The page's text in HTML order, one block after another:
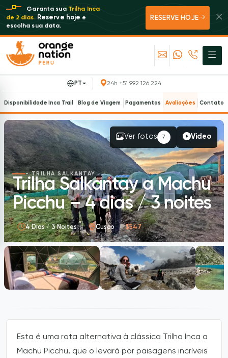
Garanta sua Trilha Inca
de 2 dias. Reserve hoje e
escolha sua data.
RESERVE HOJE
Disponibilidade Inca Trail Blog de Viagem Pagamentos Avaliações Contato
PT 24h +51 992 126 224
- TRILHA SALKANTAY
Trilha Salkantay a Machu
Picchu – 4 dias / 3 noites
4 Dias / 3 Noites Cusco $547
Ver fotos 7 Video
Esta é uma rota alternativa à clássica Trilha Inca a
Machu Picchu, que o levará por paisagens incríveis